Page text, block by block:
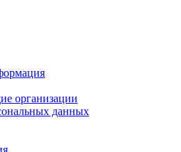
организации
данных